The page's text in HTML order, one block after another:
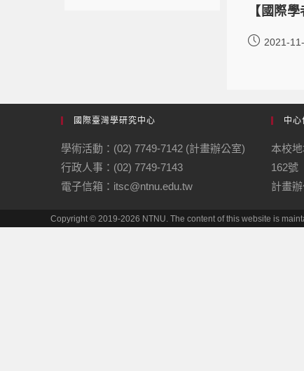
【國際
2021-
國際臺灣學研究中心
學術活動：(02) 7749-7142 (計畫辦公室)
行政人事：(02) 7749-7143
電子信箱：itsc@ntnu.edu.tw
中心
本校
162號
計畫
Copyright © 2019-2026 NTNU. The content of this website is